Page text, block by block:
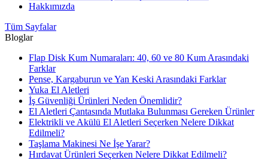
Hakkımızda
Tüm Sayfalar
Bloglar
Flap Disk Kum Numaraları: 40, 60 ve 80 Kum Arasındaki
Farklar
Pense, Kargaburun ve Yan Keski Arasındaki Farklar
Yuka El Aletleri
İş Güvenliği Ürünleri Neden Önemlidir?
El Aletleri Çantasında Mutlaka Bulunması Gereken Ürünler
Elektrikli ve Akülü El Aletleri Seçerken Nelere Dikkat
Edilmeli?
Taşlama Makinesi Ne İşe Yarar?
Hırdavat Ürünleri Seçerken Nelere Dikkat Edilmeli?